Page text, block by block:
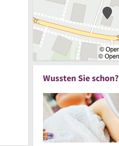
Wussten Sie schon?